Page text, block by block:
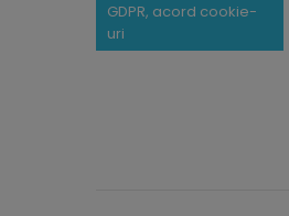
GDPR, acord cookie-
uri